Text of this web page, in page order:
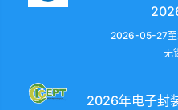
2026-05-27
无
2026年电子封